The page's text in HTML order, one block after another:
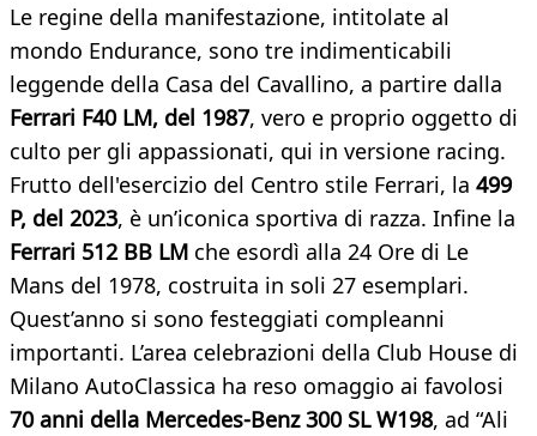
Le regine della manifestazione, intitolate al
mondo Endurance, sono tre indimenticabili
leggende della Casa del Cavallino, a partire dalla
Ferrari F40 LM, del 1987, vero e proprio oggetto di
culto per gli appassionati, qui in versione racing.
Frutto dell'esercizio del Centro stile Ferrari, la 499
P, del 2023, è un’iconica sportiva di razza. Infine la
Ferrari 512 BB LM che esordì alla 24 Ore di Le
Mans del 1978, costruita in soli 27 esemplari.
Quest’anno si sono festeggiati compleanni
importanti. L’area celebrazioni della Club House di
Milano AutoClassica ha reso omaggio ai favolosi
70 anni della Mercedes-Benz 300 SL W198, ad “Ali